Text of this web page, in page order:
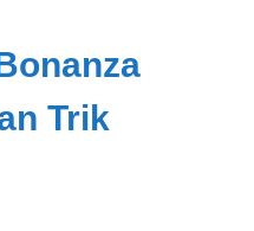
Trik